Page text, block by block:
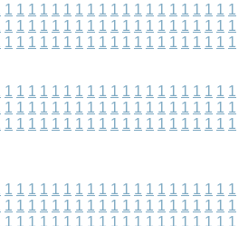
1 1 1 1 1 1 1 1 1 1 1 1 1 1 1 1 1 1 1 1
1 1 1 1 1 1 1 1 1 1 1 1 1 1 1 1 1 1 1 1
1 1 1 1 1 1 1 1 1 1 1 1 1 1 1 1 1 1 1 1
1 1 1 1 1 1 1 1 1 1 1 1 1 1 1 1 1 1 1 1
1 1 1 1 1 1 1 1 1 1 1 1 1 1 1 1 1 1 1 1
1 1 1 1 1 1 1 1 1 1 1 1 1 1 1 1 1 1 1 1
1 1 1 1 1 1 1 1 1 1 1 1 1 1 1 1 1 1 1 1
1 1 1 1 1 1 1 1 1 1 1 1 1 1 1 1 1 1 1 1
1 1 1 1 1 1 1 1 1 1 1 1 1 1 1 1 1 1 1 1